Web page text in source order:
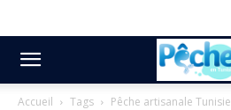
Accueil Tags Pêche artisanale Tunisie